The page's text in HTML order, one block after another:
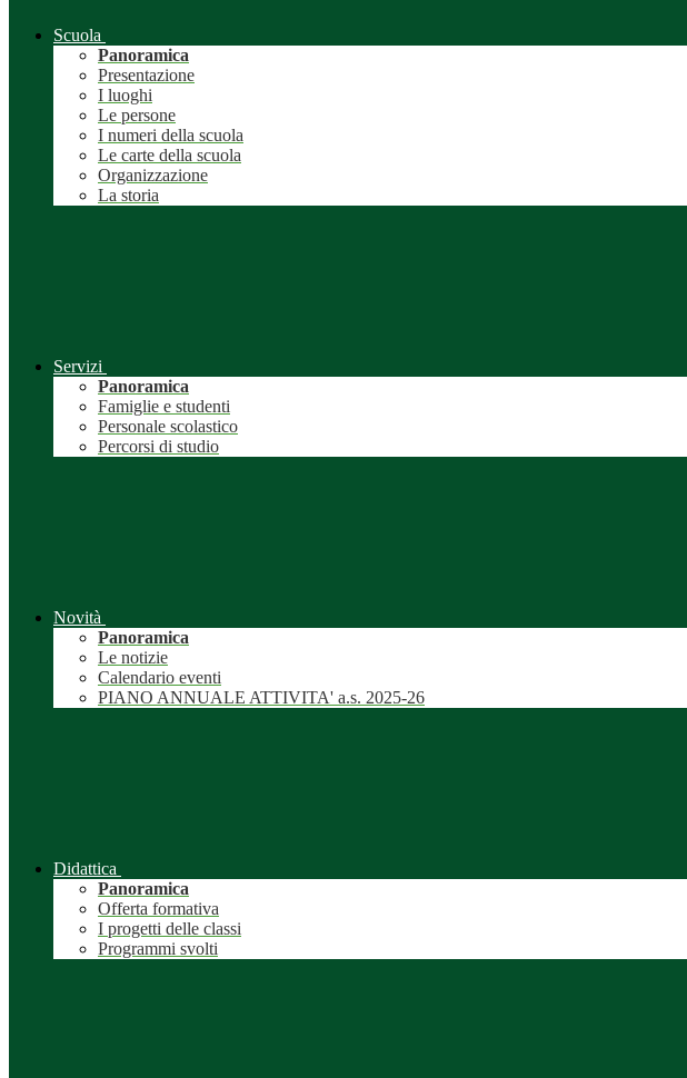
Scuola
Panoramica
Presentazione
I luoghi
Le persone
I numeri della scuola
Le carte della scuola
Organizzazione
La storia
Servizi
Panoramica
Famiglie e studenti
Personale scolastico
Percorsi di studio
Novità
Panoramica
Le notizie
Calendario eventi
PIANO ANNUALE ATTIVITA' a.s. 2025-26
Didattica
Panoramica
Offerta formativa
I progetti delle classi
Programmi svolti